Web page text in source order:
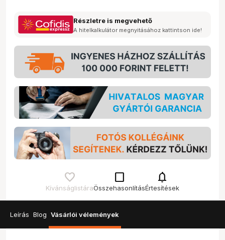
Részletre is megvehető
A hitelkalkulátor megnyitásához kattintson ide!
Kívánságlistára
check_box_outline_blank
Összehasonlítás
notifications
Értesítések
Leírás Blog Vásárlói vélemények